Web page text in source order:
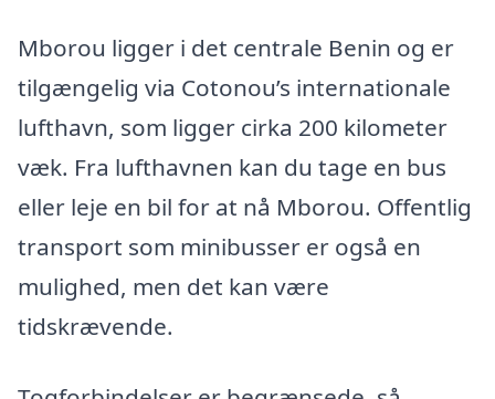
Mborou ligger i det centrale Benin og er
tilgængelig via Cotonou’s internationale
lufthavn, som ligger cirka 200 kilometer
væk. Fra lufthavnen kan du tage en bus
eller leje en bil for at nå Mborou. Offentlig
transport som minibusser er også en
mulighed, men det kan være
tidskrævende.